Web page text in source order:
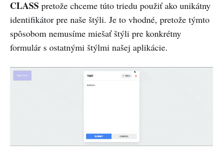
CLASS pretože chceme túto triedu použiť ako unikátny
identifikátor pre naše štýli. Je to vhodné, pretože týmto
spôsobom nemusíme miešať štýli pre konkrétny
formulár s ostatnými štýlmi našej aplikácie.